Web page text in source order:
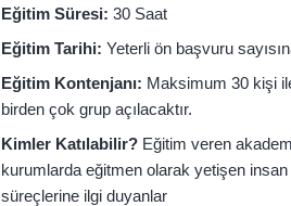
Eğitim Süresi: 30 Saat
Eğitim Tarihi: Yeterli ön başvuru
Eğitim Kontenjanı: Maksimum 30 kişi
birden çok grup açılacaktır.
Kimler Katılabilir? Eğitim veren
kurumlarda eğitmen olarak yetişen
süreçlerine ilgi duyanlar